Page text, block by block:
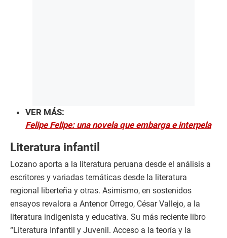
VER MÁS:
Felipe Felipe: una novela que embarga e interpela
Literatura infantil
Lozano aporta a la literatura peruana desde el análisis a
escritores y variadas temáticas desde la literatura
regional liberteña y otras. Asimismo, en sostenidos
ensayos revalora a Antenor Orrego, César Vallejo, a la
literatura indigenista y educativa. Su más reciente libro
“Literatura Infantil y Juvenil. Acceso a la teoría y la